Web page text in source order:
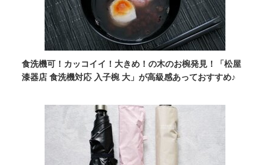
食洗機可！カッコイイ！大きめ！の木のお椀発見！「松屋
漆器店 食洗機対応 入子椀 大」が高級感あっておすすめ♪